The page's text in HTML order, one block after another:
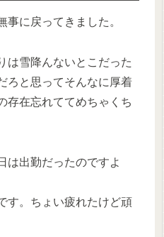
事に戻ってきました。
は雪降んないとこだった
ろと思ってそんなに厚着
存在忘れててめちゃくち
は出勤だったのですよ
す。ちょい疲れたけど頑